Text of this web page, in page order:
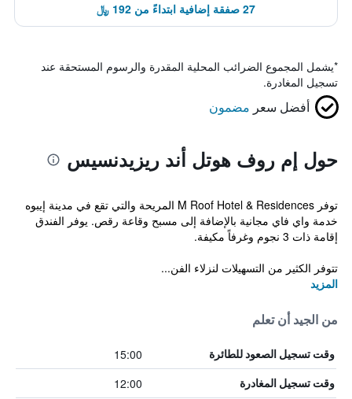
27 صفقة إضافية ابتداءً من 192 ﷼
*يشمل المجموع الضرائب المحلية المقدرة والرسوم المستحقة عند
تسجيل المغادرة.
أفضل سعر مضمون
حول إم روف هوتل أند ريزيدنسيس
توفر M Roof Hotel & Residences المريحة والتي تقع في مدينة إيبوه
خدمة واي فاي مجانية بالإضافة إلى مسبح وقاعة رقص. يوفر الفندق
إقامة ذات 3 نجوم وغرفاً مكيفة.
تتوفر الكثير من التسهيلات لنزلاء الفن...
المزيد
من الجيد أن تعلم
وقت تسجيل الصعود للطائرة 15:00
وقت تسجيل المغادرة 12:00